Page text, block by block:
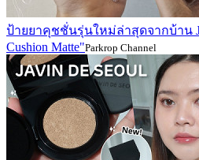
ป้ายยาคุชชั่นรุ่นใหม่ล่าสุดจากบ้าน
Cushion Matte"Parkrop Channel